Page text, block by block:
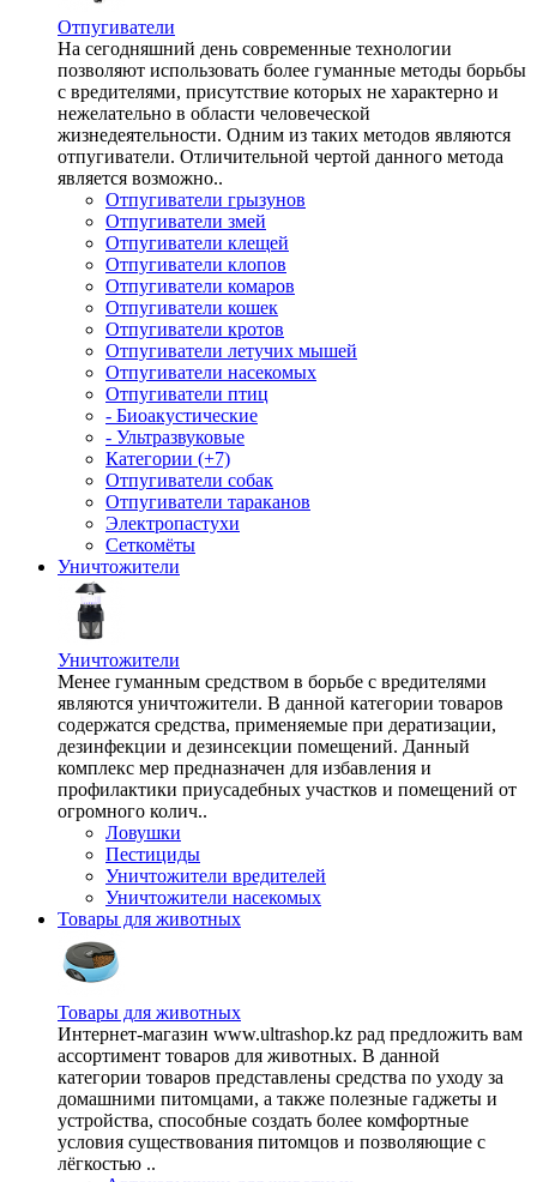
Отпугиватели
На сегодняшний день современные технологии
позволяют использовать более гуманные методы борьбы
с вредителями, присутствие которых не характерно и
нежелательно в области человеческой
жизнедеятельности. Одним из таких методов являются
отпугиватели. Отличительной чертой данного метода
является возможно..
Отпугиватели грызунов
Отпугиватели змей
Отпугиватели клещей
Отпугиватели клопов
Отпугиватели комаров
Отпугиватели кошек
Отпугиватели кротов
Отпугиватели летучих мышей
Отпугиватели насекомых
Отпугиватели птиц
- Биоакустические
- Ультразвуковые
Категории (+7)
Отпугиватели собак
Отпугиватели тараканов
Электропастухи
Сеткомёты
Уничтожители
Уничтожители
Менее гуманным средством в борьбе с вредителями
являются уничтожители. В данной категории товаров
содержатся средства, применяемые при дератизации,
дезинфекции и дезинсекции помещений. Данный
комплекс мер предназначен для избавления и
профилактики приусадебных участков и помещений от
огромного колич..
Ловушки
Пестициды
Уничтожители вредителей
Уничтожители насекомых
Товары для животных
Товары для животных
Интернет-магазин www.ultrashop.kz рад предложить вам
ассортимент товаров для животных. В данной
категории товаров представлены средства по уходу за
домашними питомцами, а также полезные гаджеты и
устройства, способные создать более комфортные
условия существования питомцов и позволяющие с
лёгкостью ..